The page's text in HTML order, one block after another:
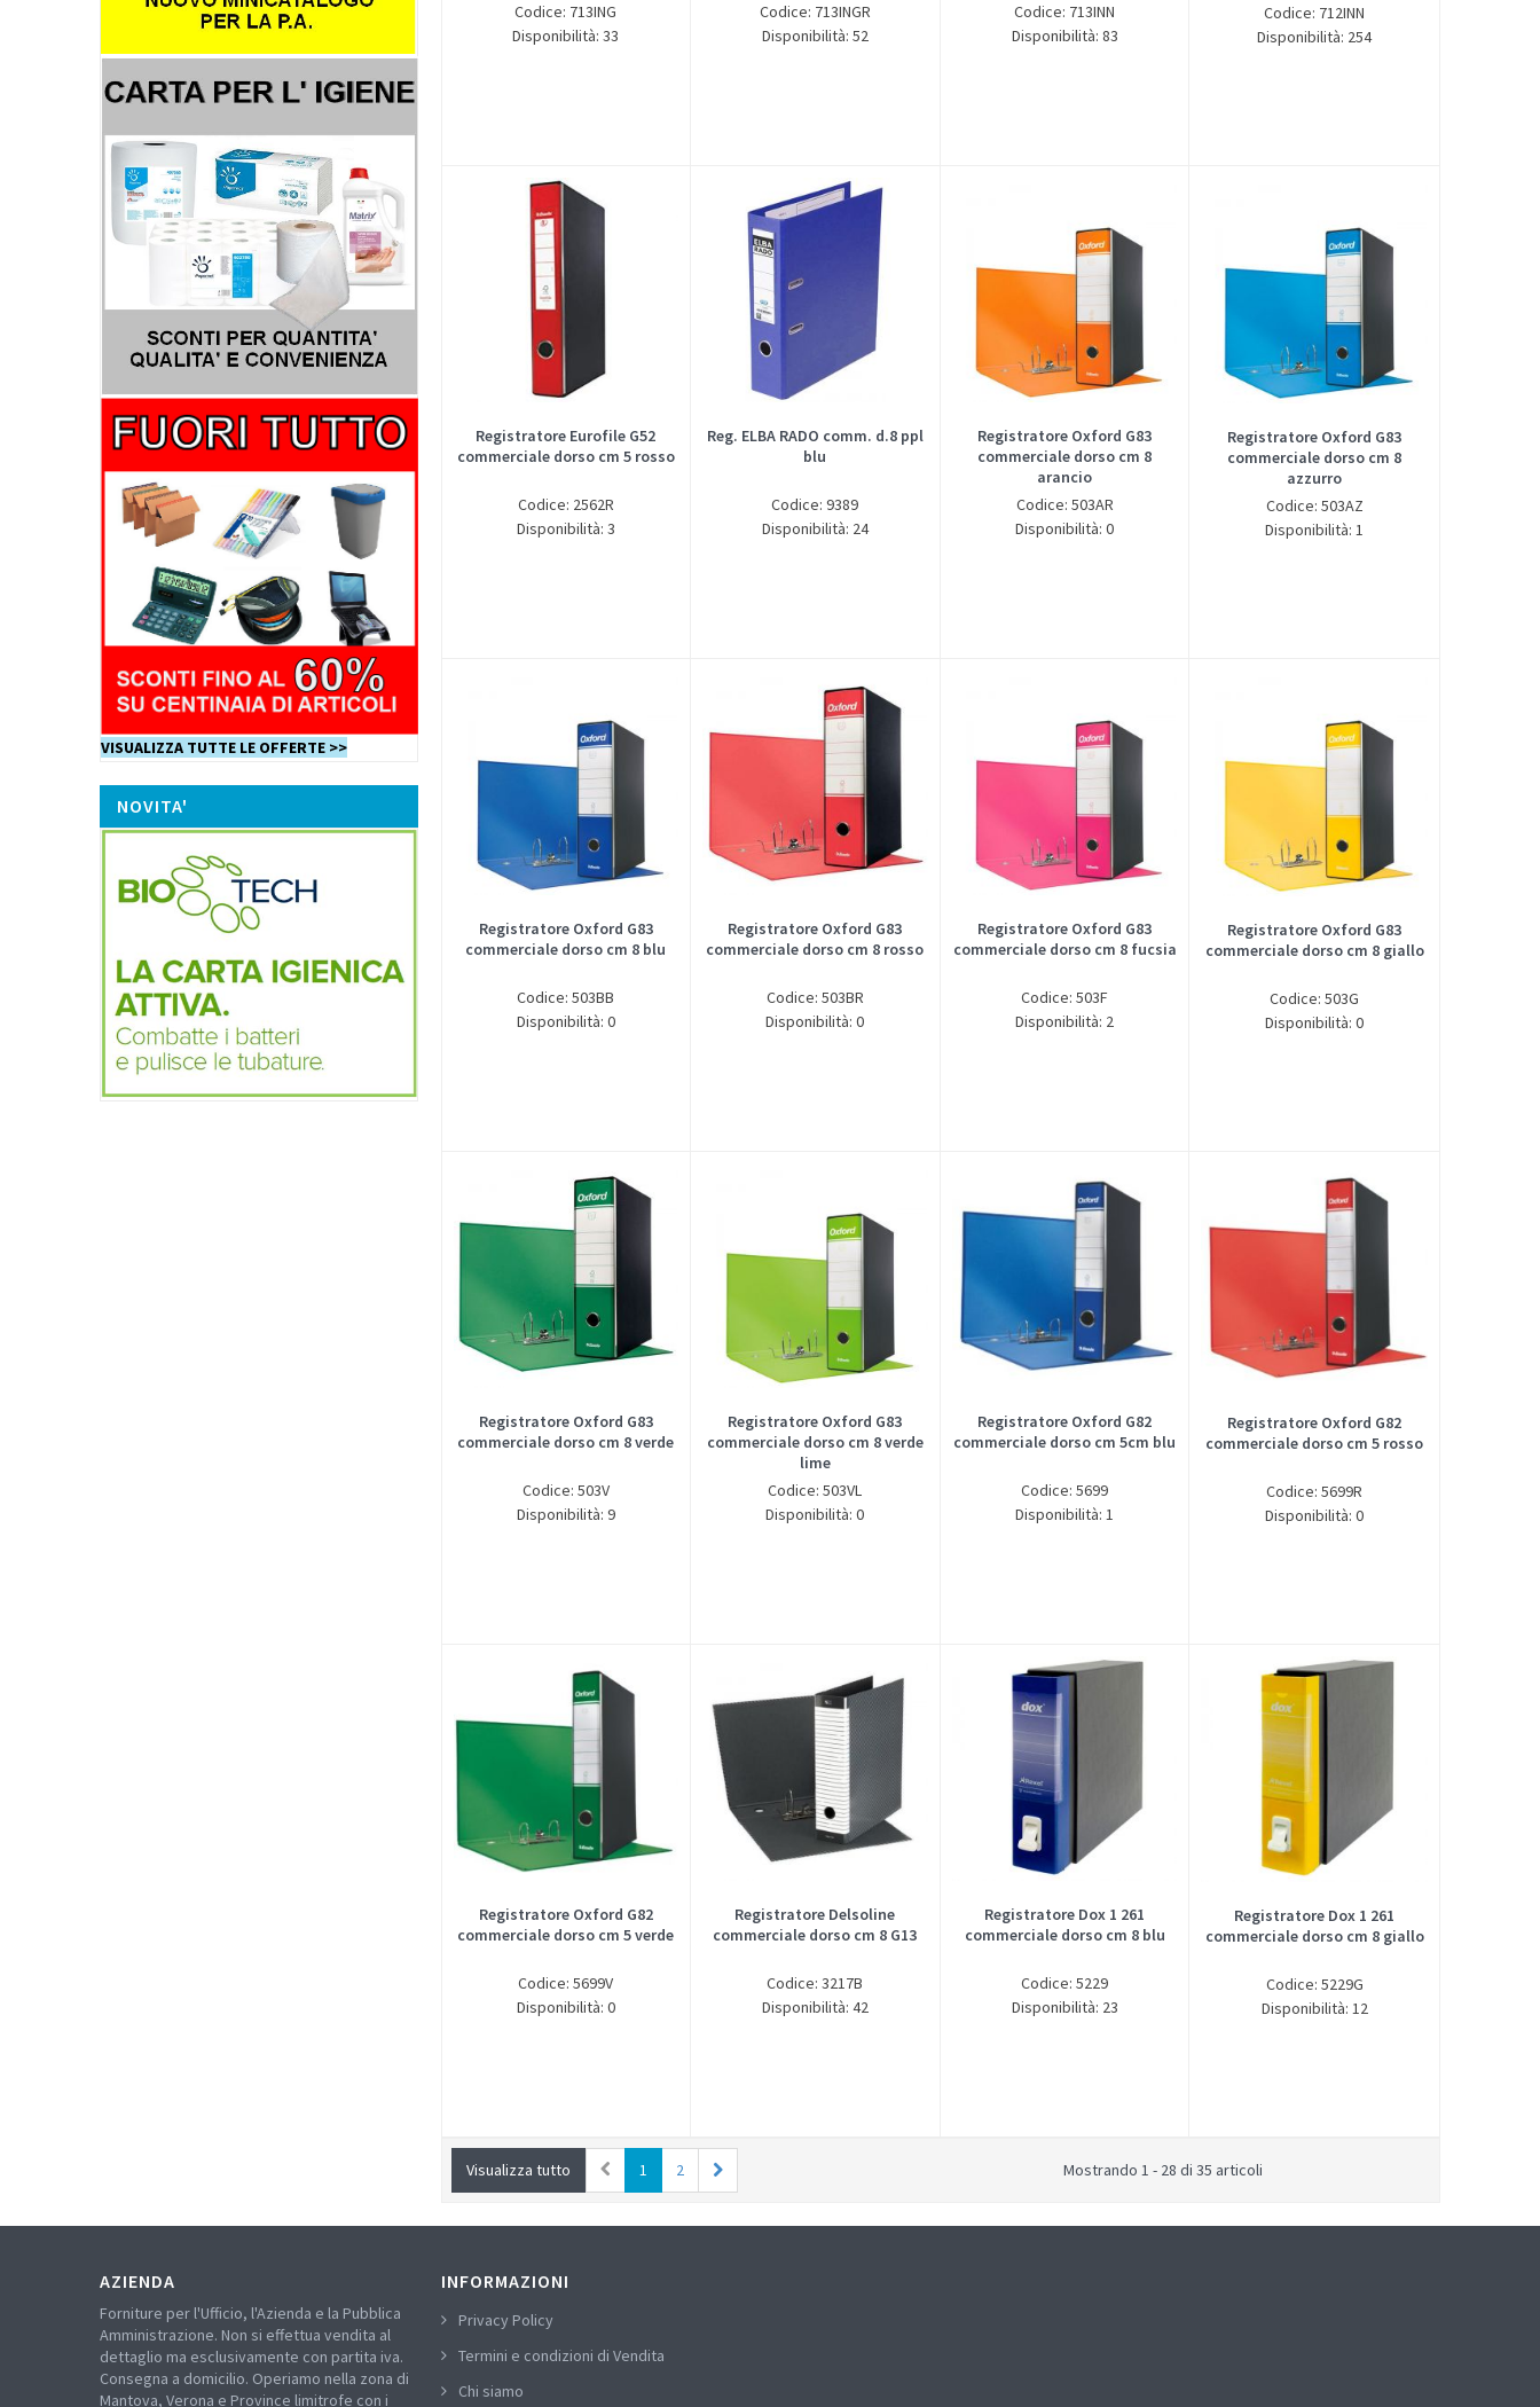
VISUALIZZA TUTTE LE OFFERTE >>
NOVITA'
Codice: 713ING
Disponibilità: 33
Codice: 713INGR
Disponibilità: 52
Codice: 713INN
Disponibilità: 83
Codice: 712INN
Disponibilità: 254
Registratore Eurofile G52
commerciale dorso cm 5 rosso
Codice: 2562R
Disponibilità: 3
Reg. ELBA RADO comm. d.8 ppl
blu
Codice: 9389
Disponibilità: 24
Registratore Oxford G83
commerciale dorso cm 8
arancio
Codice: 503AR
Disponibilità: 0
Registratore Oxford G83
commerciale dorso cm 8
azzurro
Codice: 503AZ
Disponibilità: 1
Registratore Oxford G83
commerciale dorso cm 8 blu
Codice: 503BB
Disponibilità: 0
Registratore Oxford G83
commerciale dorso cm 8 rosso
Codice: 503BR
Disponibilità: 0
Registratore Oxford G83
commerciale dorso cm 8 fucsia
Codice: 503F
Disponibilità: 2
Registratore Oxford G83
commerciale dorso cm 8 giallo
Codice: 503G
Disponibilità: 0
Registratore Oxford G83
commerciale dorso cm 8 verde
Codice: 503V
Disponibilità: 9
Registratore Oxford G83
commerciale dorso cm 8 verde
lime
Codice: 503VL
Disponibilità: 0
Registratore Oxford G82
commerciale dorso cm 5cm blu
Codice: 5699
Disponibilità: 1
Registratore Oxford G82
commerciale dorso cm 5 rosso
Codice: 5699R
Disponibilità: 0
Registratore Oxford G82
commerciale dorso cm 5 verde
Codice: 5699V
Disponibilità: 0
Registratore Delsoline
commerciale dorso cm 8 G13
Codice: 3217B
Disponibilità: 42
Registratore Dox 1 261
commerciale dorso cm 8 blu
Codice: 5229
Disponibilità: 23
Registratore Dox 1 261
commerciale dorso cm 8 giallo
Codice: 5229G
Disponibilità: 12
Visualizza tutto 1 2 Mostrando 1 - 28 di 35 articoli
AZIENDA
Forniture per l'Ufficio, l'Azienda e la Pubblica
Amministrazione. Non si effettua vendita al
dettaglio ma esclusivamente con partita iva.
Consegna a domicilio. Operiamo nella zona di
Mantova, Verona e Province limitrofe con i
INFORMAZIONI
Privacy Policy
Termini e condizioni di Vendita
Chi siamo